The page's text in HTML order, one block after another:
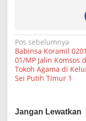
V
I
I
d
i
Y
N
a
v
a
Pos sebelumnya
Babinsa Koramil
01/MP Jalin Komsos
Tokoh Agama di
Sei Putih Timur 1
Jangan Lewatkan